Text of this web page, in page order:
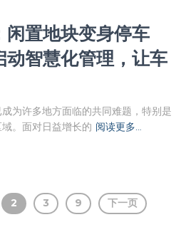
闲置地块变身停车
动智慧化管理，让车
为许多地方面临的共同难题，特别是
。面对日益增长的 阅读更多…
2 3 9 下一页